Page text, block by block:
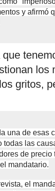
y afirmó
los
gritos,
una de esas
todas las
de precio
mandatario.
el